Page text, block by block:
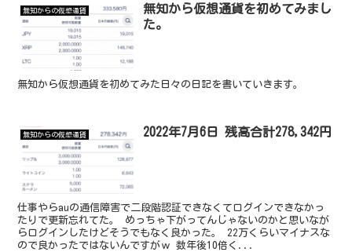
無知からの仮想通貨
無知から仮想通貨を初めてみまし
た。
無知から仮想通貨を初めてみた日々の日記を書いていきます。
無知からの仮想通貨 2022年7月6日 残高合計278,342円
仕事やらauの通信障害で二段階認証できなくてログインできなかっ
たりで更新忘れてた。 めっちゃ下がってんじゃないのかと思いなが
らログインしたけどそうでもなく良かった。 22万くらいマイナスな
ので良かったではないんですがｗ 数年後10倍く...